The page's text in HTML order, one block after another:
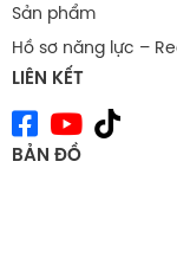
Sản phẩm
Hồ sơ năng lực –
LIÊN KẾT
BẢN ĐỒ